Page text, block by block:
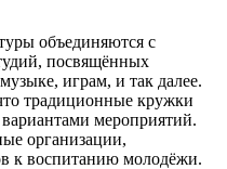
объединяются с
посвящённых
играм, и так далее.
традиционные кружки
мероприятий.
организации,
к воспитанию молодёжи.